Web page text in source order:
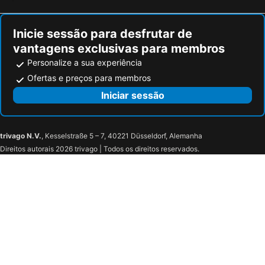
Inicie sessão para desfrutar de
vantagens exclusivas para membros
Personalize a sua experiência
Ofertas e preços para membros
Iniciar sessão
trivago N.V., Kesselstraße 5 – 7, 40221 Düsseldorf, Alemanha
Direitos autorais 2026 trivago | Todos os direitos reservados.